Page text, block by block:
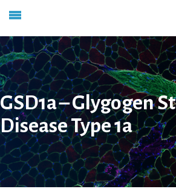
GSD1a – Glygogen
Disease Type 1a